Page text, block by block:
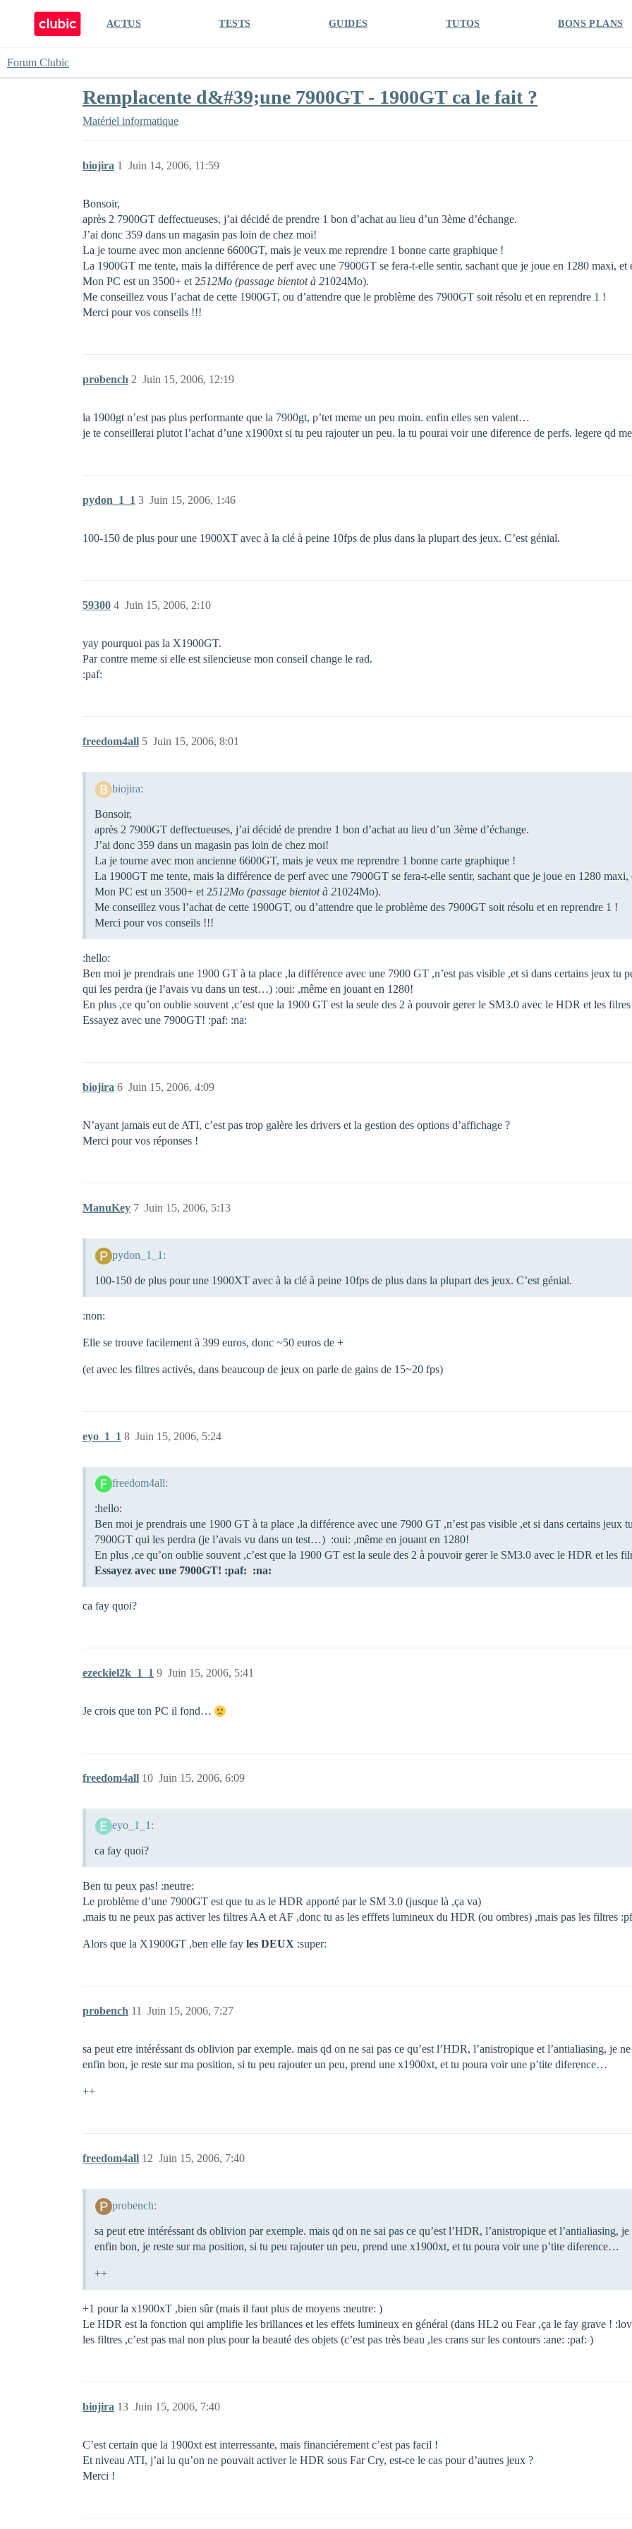
ACTUS TESTS GUIDES TUTOS BONS PLANS
Forum Clubic
Remplacente d&#39;une 7900GT - 1900GT ca le fait ?
Matériel informatique
biojira Juin 14, 2006, 11:59
1
Bonsoir,
après 2 7900GT deffectueuses, j’ai décidé de prendre 1 bon d’achat au lieu d’un 3ème d’échange.
J’ai donc 359 dans un magasin pas loin de chez moi!
La je tourne avec mon ancienne 6600GT, mais je veux me reprendre 1 bonne carte graphique !
La 1900GT me tente, mais la différence de perf avec une 7900GT se fera-t-elle sentir, sachant que je joue en 1280 maxi, et
Mon PC est un 3500+ et 2512Mo (passage bientot à 21024Mo).
Me conseillez vous l’achat de cette 1900GT, ou d’attendre que le problème des 7900GT soit résolu et en reprendre 1 !
Merci pour vos conseils !!!
probench Juin 15, 2006, 12:19
2
la 1900gt n’est pas plus performante que la 7900gt, p’tet meme un peu moin. enfin elles sen valent…
je te conseillerai plutot l’achat d’une x1900xt si tu peu rajouter un peu. la tu pourai voir une diference de perfs. legere qd
pydon_1_1 Juin 15, 2006, 1:46
3
100-150 de plus pour une 1900XT avec à la clé à peine 10fps de plus dans la plupart des jeux. C’est génial.
59300 Juin 15, 2006, 2:10
4
yay pourquoi pas la X1900GT.
Par contre meme si elle est silencieuse mon conseil change le rad.
:paf:
freedom4all Juin 15, 2006, 8:01
5
biojira:
Bonsoir,
après 2 7900GT deffectueuses, j’ai décidé de prendre 1 bon d’achat au lieu d’un 3ème d’échange.
J’ai donc 359 dans un magasin pas loin de chez moi!
La je tourne avec mon ancienne 6600GT, mais je veux me reprendre 1 bonne carte graphique !
La 1900GT me tente, mais la différence de perf avec une 7900GT se fera-t-elle sentir, sachant que je joue en 1280
Mon PC est un 3500+ et 2512Mo (passage bientot à 21024Mo).
Me conseillez vous l’achat de cette 1900GT, ou d’attendre que le problème des 7900GT soit résolu et en reprendre 1 !
Merci pour vos conseils !!!
:hello:
Ben moi je prendrais une 1900 GT à ta place ,la différence avec une 7900 GT ,n’est pas visible ,et si dans certains jeux tu
qui les perdra (je l’avais vu dans un test…) :oui: ,même en jouant en 1280!
En plus ,ce qu’on oublie souvent ,c’est que la 1900 GT est la seule des 2 à pouvoir gerer le SM3.0 avec le HDR et les
Essayez avec une 7900GT! :paf: :na:
biojira Juin 15, 2006, 4:09
6
N’ayant jamais eut de ATI, c’est pas trop galère les drivers et la gestion des options d’affichage ?
Merci pour vos réponses !
ManuKey Juin 15, 2006, 5:13
7
pydon_1_1:
100-150 de plus pour une 1900XT avec à la clé à peine 10fps de plus dans la plupart des jeux. C’est génial.
:non:
Elle se trouve facilement à 399 euros, donc ~50 euros de +
(et avec les filtres activés, dans beaucoup de jeux on parle de gains de 15~20 fps)
eyo_1_1 Juin 15, 2006, 5:24
8
freedom4all:
:hello:
Ben moi je prendrais une 1900 GT à ta place ,la différence avec une 7900 GT ,n’est pas visible ,et si dans certains jeux
7900GT qui les perdra (je l’avais vu dans un test…) :oui: ,même en jouant en 1280!
En plus ,ce qu’on oublie souvent ,c’est que la 1900 GT est la seule des 2 à pouvoir gerer le SM3.0 avec le HDR et les
Essayez avec une 7900GT! :paf: :na:
ca fay quoi?
ezeckiel2k_1_1 Juin 15, 2006, 5:41
9
Je crois que ton PC il fond…
freedom4all Juin 15, 2006, 6:09
10
eyo_1_1:
ca fay quoi?
Ben tu peux pas! :neutre:
Le problème d’une 7900GT est que tu as le HDR apporté par le SM 3.0 (jusque là ,ça va)
,mais tu ne peux pas activer les filtres AA et AF ,donc tu as les efffets lumineux du HDR (ou ombres) ,mais pas les filtres
Alors que la X1900GT ,ben elle fay les DEUX :super:
probench Juin 15, 2006, 7:27
11
sa peut etre intéréssant ds oblivion par exemple. mais qd on ne sai pas ce qu’est l’HDR, l’anistropique et l’antialiasing, je
enfin bon, je reste sur ma position, si tu peu rajouter un peu, prend une x1900xt, et tu poura voir une p’tite diference…
++
freedom4all Juin 15, 2006, 7:40
12
probench:
sa peut etre intéréssant ds oblivion par exemple. mais qd on ne sai pas ce qu’est l’HDR, l’anistropique et l’antialiasing,
enfin bon, je reste sur ma position, si tu peu rajouter un peu, prend une x1900xt, et tu poura voir une p’tite diference…
++
+1 pour la x1900xT ,bien sûr (mais il faut plus de moyens :neutre: )
Le HDR est la fonction qui amplifie les brillances et les effets lumineux en général (dans HL2 ou Fear ,ça le fay grave !
les filtres ,c’est pas mal non plus pour la beauté des objets (c’est pas très beau ,les crans sur les contours :ane: :paf: )
biojira Juin 15, 2006, 7:40
13
C’est certain que la 1900xt est interressante, mais financiérement c’est pas facil !
Et niveau ATI, j’ai lu qu’on ne pouvait activer le HDR sous Far Cry, est-ce le cas pour d’autres jeux ?
Merci !